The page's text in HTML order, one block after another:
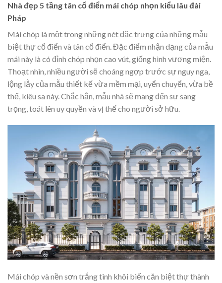
Nhà đẹp 5 tầng tân cổ điển mái chóp nhọn kiểu lâu đài
Pháp
Mái chóp là một trong những nét đặc trưng của những mẫu
biệt thự cổ điển và tân cổ điển. Đặc điểm nhận dạng của mẫu
mái này là có đỉnh chóp nhọn cao vút, giống hình vương miện.
Thoạt nhìn, nhiều người sẽ choáng ngợp trước sự nguy nga,
lộng lẫy của mẫu thiết kế vừa mềm mại, uyển chuyển, vừa bề
thế, kiêu sa này. Chắc hẳn, mẫu nhà sẽ mang đến sự sang
trọng, toát lên uy quyền và vị thế cho người sở hữu.
Mái chóp và nền sơn trắng tinh khôi biến căn biệt thự thành